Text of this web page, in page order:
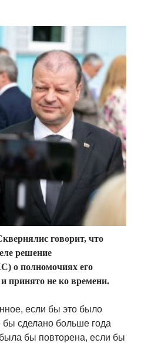
говорит, что
решение
о полномочиях его
принято не ко времени.
если бы это было
сделано больше года
бы повторена, если бы